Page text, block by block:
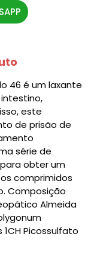
46 é um laxante
este
de prisão de
série de
obter um
comprimidos
Composição
Almeida
Picossulfato